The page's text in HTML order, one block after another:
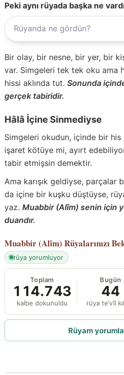
Peki aynı rüyada başka ne
Bir olay, bir nesne, bir yer, bir
var. Simgeleri tek tek oku ama
hissi aklında tut. Sonunda
gerçek tabiridir.
Hâlâ İçine Sinmediyse
Simgeleri okudun, içinde bir his
işaret kötüye mi, ayırt
tabir etmişsin demektir.
Ama karışık geldiyse, parçalar
da içine bir kuşku düştüyse,
yaz. Muabbir (Alîm) senin için
duandır.
Muabbir (Alîm) Rüyalarınızı
rüya yorumluyor
Toplam
114.743
kalbe dokunuldu
Bugün
44
rüya te’vîl
Rüyam